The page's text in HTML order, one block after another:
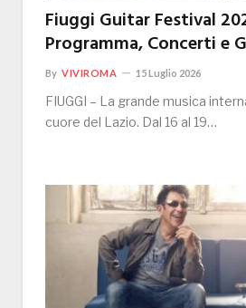
Fiuggi Guitar Festival
Programma, Concerti e
By VIVIROMA 15 Luglio 2026
FIUGGI – La grande musica
cuore del Lazio. Dal 16 al 19…